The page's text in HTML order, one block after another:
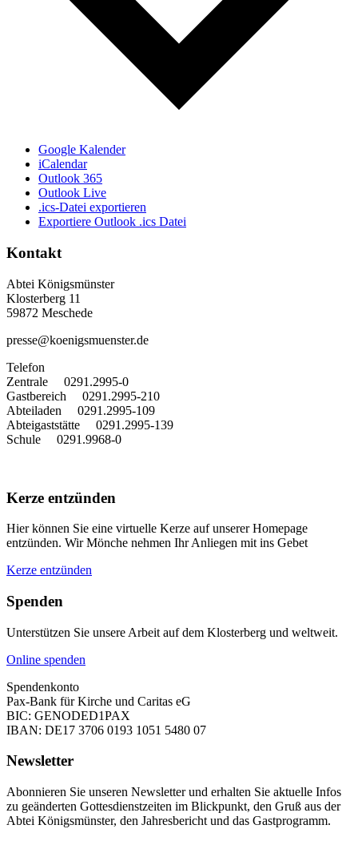
Google Kalender
iCalendar
Outlook 365
Outlook Live
.ics-Datei exportieren
Exportiere Outlook .ics Datei
Kontakt
Abtei Königsmünster
Klosterberg 11
59872 Meschede
presse@koenigsmuenster.de
Telefon
Zentrale 0291.2995-0
Gastbereich 0291.2995-210
Abteiladen 0291.2995-109
Abteigaststätte 0291.2995-139
Schule 0291.9968-0
Kerze entzünden
Hier können Sie eine virtuelle Kerze auf unserer Homepage
entzünden. Wir Mönche nehmen Ihr Anliegen mit ins Gebet
Kerze entzünden
Spenden
Unterstützen Sie unsere Arbeit auf dem Klosterberg und weltweit.
Online spenden
Spendenkonto
Pax-Bank für Kirche und Caritas eG
BIC: GENODED1PAX
IBAN: DE17 3706 0193 1051 5480 07
Newsletter
Abonnieren Sie unseren Newsletter und erhalten Sie aktuelle Infos
zu geänderten Gottesdienstzeiten im Blickpunkt, den Gruß aus der
Abtei Königsmünster, den Jahresbericht und das Gastprogramm.